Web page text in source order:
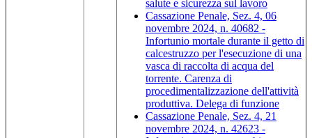
salute e sicurezza sul lavoro
Cassazione Penale, Sez. 4, 06
novembre 2024, n. 40682 -
Infortunio mortale durante il getto di
calcestruzzo per l'esecuzione di una
vasca di raccolta di acqua del
torrente. Carenza di
procedimentalizzazione dell'attività
produttiva. Delega di funzione
Cassazione Penale, Sez. 4, 21
novembre 2024, n. 42623 -